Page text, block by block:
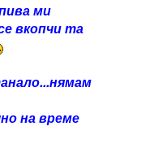
ми
вкопчи та
на време